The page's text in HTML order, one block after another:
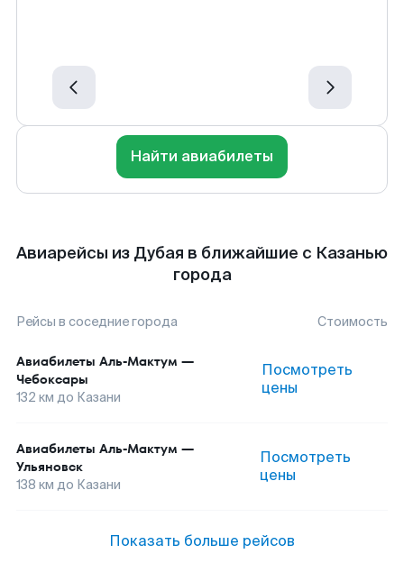
Найти авиабилеты
Авиарейсы из Дубая в ближайшие с Казанью
города
Рейсы в соседние города Стоимость
Авиабилеты Аль-Мактум —
Чебоксары
132 км до Казани
Посмотреть
цены
Авиабилеты Аль-Мактум —
Ульяновск
138 км до Казани
Посмотреть
цены
Показать больше рейсов